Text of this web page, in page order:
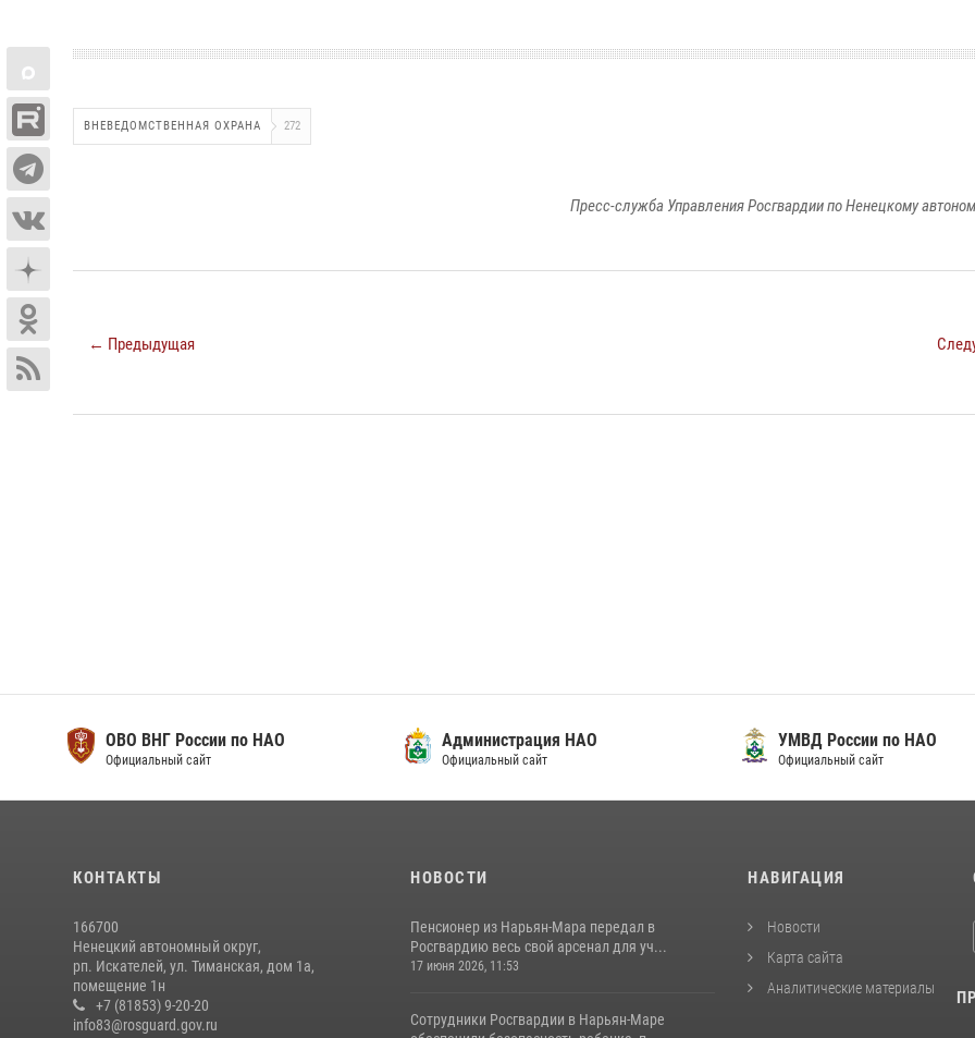
ВНЕВЕДОМСТВЕННАЯ ОХРАНА 272
Пресс-служба Управления Росгвардии по Ненецкому
← Предыдущая
ОВО ВНГ России по НАО
Официальный сайт
Администрация НАО
Официальный сайт
УМВД России по НАО
Официальный сайт
КОНТАКТЫ
166700
Ненецкий автономный округ,
рп. Искателей, ул. Тиманская, дом 1а,
помещение 1н
+7 (81853) 9-20-20
info83@rosguard.gov.ru
НОВОСТИ
Пенсионер из Нарьян-Мара передал в
Росгвардию весь свой арсенал для уч...
17 июня 2026, 11:53
Сотрудники Росгвардии в Нарьян-Маре
НАВИГАЦИЯ
Новости
Карта сайта
Аналитические материалы